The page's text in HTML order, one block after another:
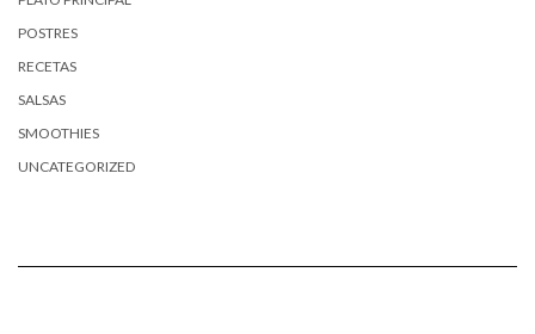
POSTRES
RECETAS
SALSAS
SMOOTHIES
UNCATEGORIZED